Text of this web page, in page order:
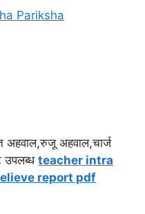
Pariksha
अहवाल,रुजू अहवाल,चार्ज
उपलब्ध teacher intra
report pdf